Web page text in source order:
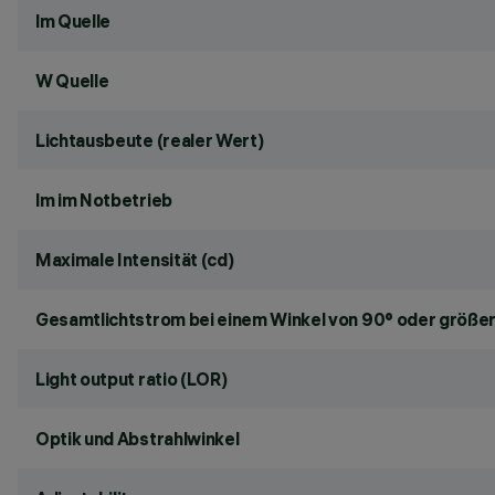
lm Quelle
W Quelle
Lichtausbeute (realer Wert)
lm im Notbetrieb
Maximale Intensität (cd)
Gesamtlichtstrom bei einem Winkel von 90° oder
Light output ratio (LOR)
Optik und Abstrahlwinkel